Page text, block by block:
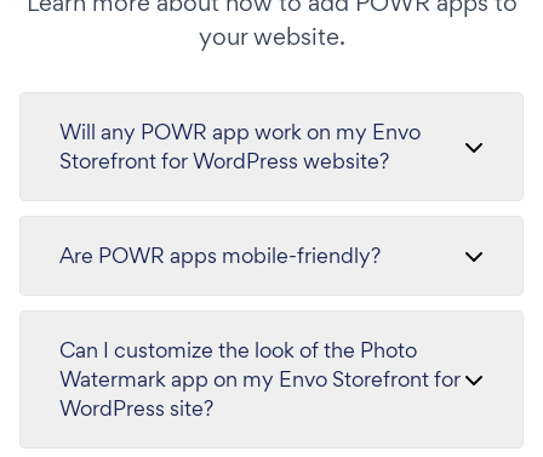
your website.
Will any POWR app work on my Envo
Storefront for WordPress website?
Are POWR apps mobile-friendly?
Can I customize the look of the Photo
Watermark app on my Envo Storefront for
WordPress site?